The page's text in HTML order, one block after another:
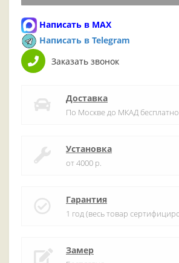
Написать в MAX
Написать в Telegram
Заказать звонок
Доставка
По Москве до МКАД бесплатно
Установка
от 4000 р.
Гарантия
1 год (весь товар
Замер